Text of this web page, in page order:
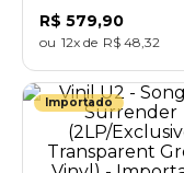
R$ 579,90
12 R$ 48 32
Importado